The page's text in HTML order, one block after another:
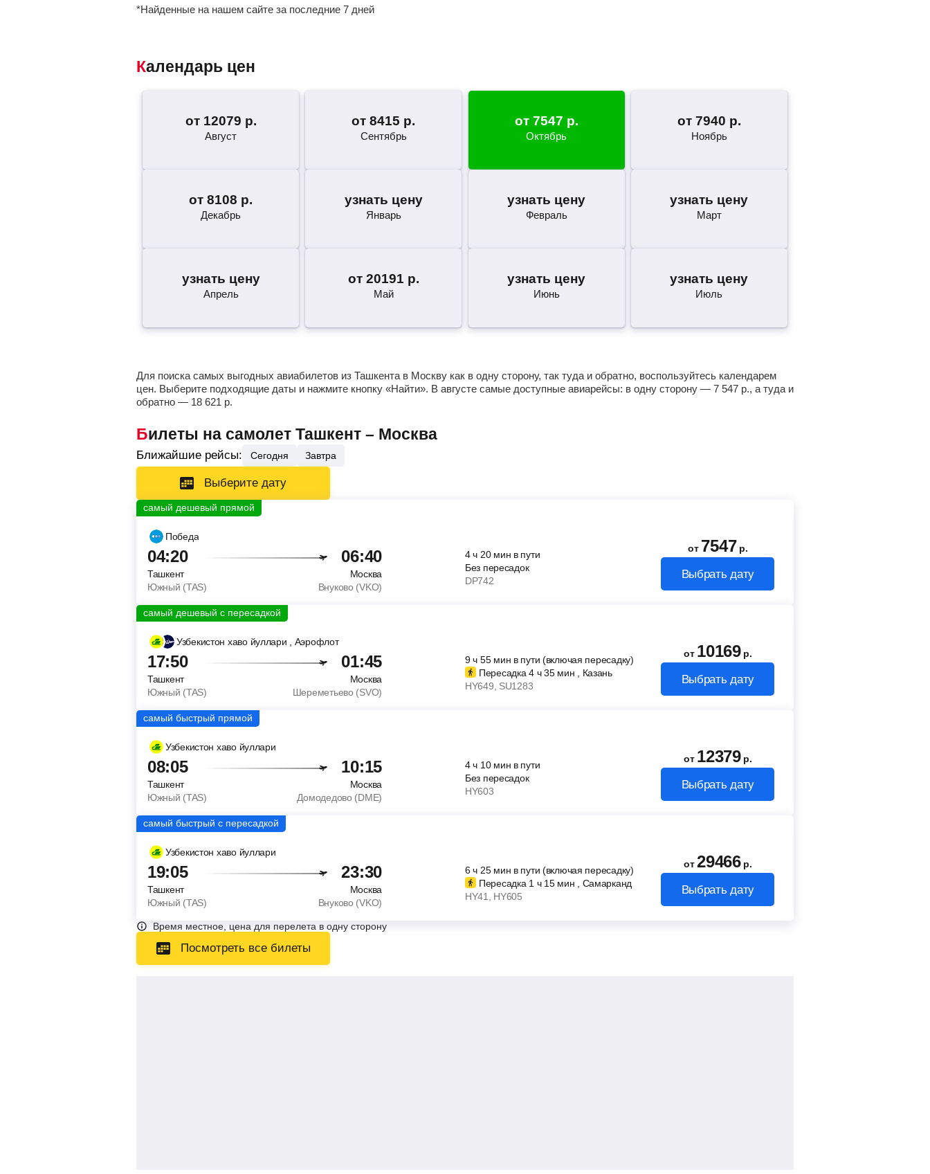
*Найденные на нашем сайте за последние 7 дней
Календарь цен
от 12079 р.
Август
от8415 р.
Сентябрь
от 7547 р.
Октябрь
от 7940 р.
Ноябрь
от8108 р.
Декабрь
узнать цену
Январь
узнать цену
Февраль
узнать цену
Март
узнать цену
Апрель
от 20191 р.
Май
узнать цену
Июнь
узнать цену
Июль
Для поиска самых выгодных авиабилетов из Ташкента в Москву как в одну сторону, так туда и обратно, воспользуйтесь календарем
цен. Выберите подходящие даты и нажмите кнопку «Найти». В августе самые доступные авиарейсы: в одну сторону — 7 547 р., а туда и
обратно — 18 621 р.
Билеты на самолет Ташкент – Москва
Ближайшие рейсы: Сегодня Завтра
Выберите дату
Победа
04:20 06:40
Ташкент
Москва
Южный (TAS)
Внуково (VKO)
4ч 20 мин в пути
Без пересадок
DP742
от 7547 р.
Выбрать дату
Узбекистон хаво йуллари , Аэрофлот
17:50 01:45
Ташкент
Москва
Южный (TAS)
Шереметьево (SVO)
9ч 55 мин в пути (включая пересадку)
Пересадка 4 ч35 мин , Казань
HY649 , SU1283
от 10169 р.
Выбрать дату
Узбекистон хаво йуллари
08:05 10:15
Ташкент
Москва
Южный (TAS)
Домодедово (DME)
4ч 10 мин в пути
Без пересадок
HY603
от 12379 р.
Выбрать дату
Узбекистон хаво йуллари
19:05 23:30
Ташкент
Москва
Южный (TAS)
Внуково (VKO)
6ч 25 мин в пути (включая пересадку)
Пересадка 1 ч15 мин , Самарканд
HY41
, HY605
от29466 р.
Выбрать дату
Время местное, цена для перелета в одну сторону
Посмотреть все билеты